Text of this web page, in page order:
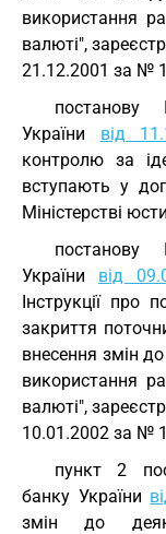
використання
валюті",
21.12.2001 за №
постанову
України від
контролю за
вступають у
Міністерстві
постанову
України від
Інструкції про
закриття
внесення змін
використання
валюті",
10.01.2002 за №
пункт 2
банку України
змін до